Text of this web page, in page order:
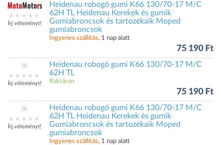
Írj véleményt!
Heidenau robogó gumi K66 130/70-17 M/C
62H TL Heidenau Kerekek és gumik
Gumiabroncsok és tartozékaik Moped
gumiabroncsok
Ingyenes szállítás, 1 nap alatt
75 190 Ft
Írj véleményt!
Heidenau robogó gumi K66 130/70-17 M/C
62H TL
Raktáron
75 190 Ft
Írj véleményt!
Heidenau robogó gumi K66 130/70-17 M/C
62H TL Heidenau Kerekek és gumik
Gumiabroncsok és tartozékaik Moped
gumiabroncsok
Ingyenes szállítás, 1 nap alatt